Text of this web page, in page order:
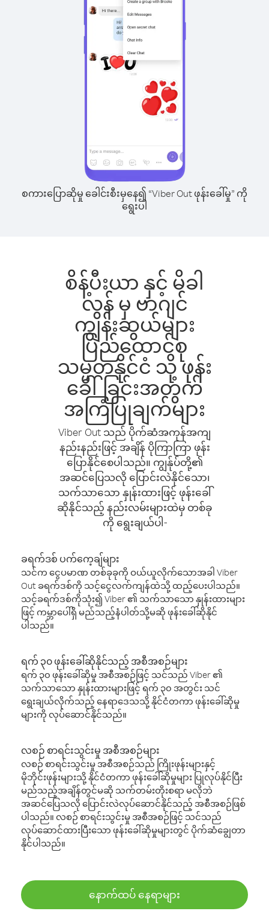
စကားပြောဆိုမှု ခေါင်းစီးမှနေ၍ “Viber Out ဖုန်းခေါ်မှု” ကို
ရွေးပါ
စိန့်ပီးယာ နှင့် မိခါ
လွန် မှ ဗာဂျင်
ကျွန်းဆွယ်များ
ပြည်ထောင်စု
သမ္မတနိုင်ငံ သို့ ဖုန်း
ခေါ်ခြင်းအတွက်
အကြံပြုချက်များ
Viber Out သည် ပိုက်ဆံအကုန်အကျ
နည်းနည်းဖြင့် အချိန် ပိုကြာကြာ ဖုန်း
ပြောနိုင်စေပါသည်။ ကျွန်ုပ်တို့၏
အဆင်ပြေသလို ပြောင်းလဲနိုင်သော၊
သက်သာသော နှုန်းထားဖြင့် ဖုန်းခေါ်
ဆိုနိုင်သည့် နည်းလမ်းများထဲမှ တစ်ခု
ကို ရွေးချယ်ပါ-
ခရက်ဒစ် ပက်ကေ့ချ်များ
သင်က ငွေပမာဏ တစ်ခုခုကို ဝယ်ယူလိုက်သောအခါ Viber
Out ခရက်ဒစ်ကို သင့်ငွေလက်ကျန်ထဲသို့ ထည့်ပေးပါသည်။
သင့်ခရက်ဒစ်ကိုသုံး၍ Viber ၏ သက်သာသော နှုန်းထားများ
ဖြင့် ကမ္ဘာပေါ်ရှိ မည်သည့်နံပါတ်သို့မဆို ဖုန်းခေါ်ဆိုနိုင်
ပါသည်။
ရက် ၃၀ ဖုန်းခေါ်ဆိုနိုင်သည့် အစီအစဉ်များ
ရက် ၃၀ ဖုန်းခေါ်ဆိုမှု အစီအစဉ်ဖြင့် သင်သည် Viber ၏
သက်သာသော နှုန်းထားများဖြင့် ရက် ၃၀ အတွင်း သင်
ရွေးချယ်လိုက်သည့် နေရာဒေသသို့ နိုင်ငံတကာ ဖုန်းခေါ်ဆိုမှု
များကို လုပ်ဆောင်နိုင်သည်။
လစဉ် စာရင်းသွင်းမှု အစီအစဉ်များ
လစဉ် စာရင်းသွင်းမှု အစီအစဉ်သည် ကြိုးဖုန်းများနှင့်
မိုဘိုင်းဖုန်းများသို့ နိုင်ငံတကာ ဖုန်းခေါ်ဆိုမှုများ ပြုလုပ်နိုင်ပြီး
မည်သည့်အချိန်တွင်မဆို သက်တမ်းတိုးစရာ မလိုဘဲ
အဆင်ပြေသလို ပြောင်းလဲလုပ်ဆောင်နိုင်သည့် အစီအစဉ်ဖြစ်
ပါသည်။ လစဉ် စာရင်းသွင်းမှု အစီအစဉ်ဖြင့် သင်သည်
လုပ်ဆောင်ထားပြီးသော ဖုန်းခေါ်ဆိုမှုများတွင် ပိုက်ဆံချွေတာ
နိုင်ပါသည်။
နောက်ထပ် နေရာများ